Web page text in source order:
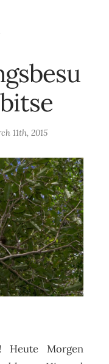
11th, 2015
Heute Morgen